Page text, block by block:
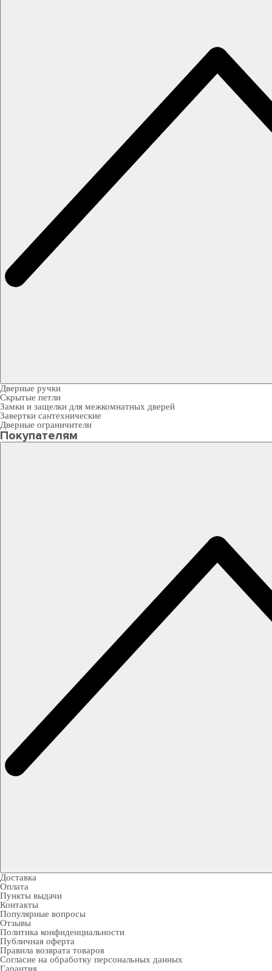
Дверные ручки
Скрытые петли
Замки и защелки для межкомнатных дверей
Завертки сантехнические
Дверные ограничители
Покупателям
Доставка
Оплата
Пункты выдачи
Контакты
Популярные вопросы
Отзывы
Политика конфиденциальности
Публичная оферта
Правила возврата товаров
Согласие на обработку персональных данных
Гарантия